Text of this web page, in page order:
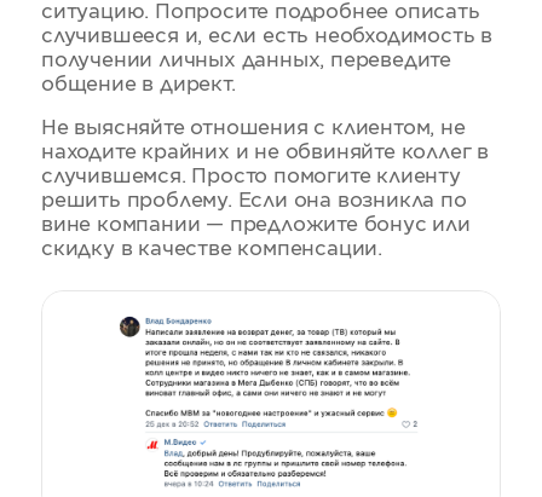
ситуацию. Попросите подробнее описать
случившееся и, если есть необходимость в
получении личных данных, переведите
общение в директ.
Не выясняйте отношения с клиентом, не
находите крайних и не обвиняйте коллег в
случившемся. Просто помогите клиенту
решить проблему. Если она возникла по
вине компании — предложите бонус или
скидку в качестве компенсации.